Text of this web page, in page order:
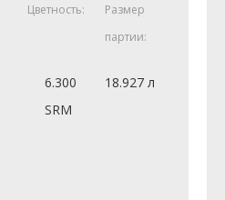
Цветность:
Размер
партии:
6.300
SRM
18.927 л